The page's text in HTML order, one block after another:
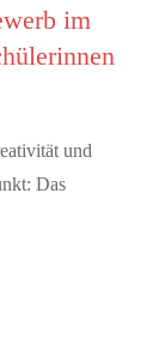
im
und
Das